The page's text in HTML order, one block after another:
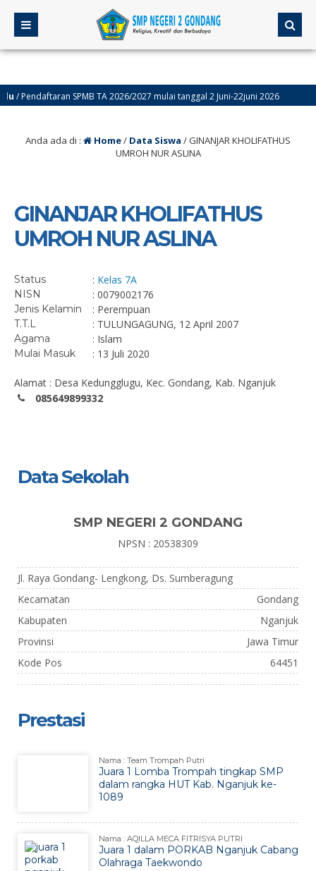
Pendaftaran SPMB TA 2026/2027 mulai tanggal 2 Juni-22juni 2026
Anda ada di : Home/ Data Siswa /GINANJAR KHOLIFATHUS
UMROH NUR ASLINA
GINANJAR KHOLIFATHUS
UMROH NUR ASLINA
Status : Kelas 7A
NISN : 0079002176
Jenis Kelamin : Perempuan
T.T.L : TULUNGAGUNG, 12 April 2007
Agama : Islam
Mulai Masuk : 13 Juli 2020
Alamat : Desa Kedungglugu, Kec. Gondang, Kab. Nganjuk
085649899332
Data Sekolah
SMP NEGERI 2 GONDANG
NPSN : 20538309
Jl. Raya Gondang- Lengkong, Ds. Sumberagung
Kecamatan
Gondang
Kabupaten
Nganjuk
Provinsi
Jawa Timur
Kode Pos
64451
Prestasi
Nama : Team Trompah Putri
Juara 1 Lomba Trompah tingkap SMP
dalam rangka HUT Kab. Nganjuk ke-
1089
Nama : AQILLA MECA FITRISYA PUTRI
Juara 1 dalam PORKAB Nganjuk Cabang
Olahraga Taekwondo